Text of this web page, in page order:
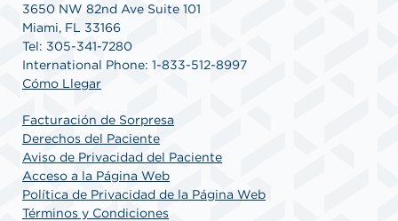
3650 NW 82nd Ave Suite 101
Miami, FL 33166
Tel: 305-341-7280
International Phone: 1-833-512-8997
Cómo Llegar
Facturación de Sorpresa
Derechos del Paciente
Aviso de Privacidad del Paciente
Acceso a la Página Web
Política de Privacidad de la Página Web
Términos y Condiciones